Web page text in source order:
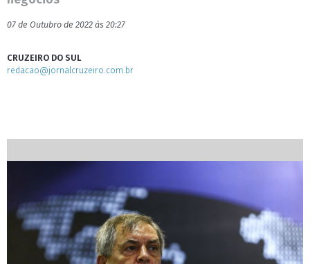
07 de Outubro de 2022 às 20:27
CRUZEIRO DO SUL
redacao@jornalcruzeiro.com.br